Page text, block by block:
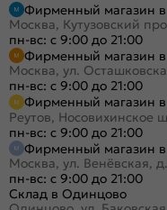
Фирменный магазин
Москва, Кутузовский
пн-вс: с 9:00 до 21:00
Фирменный магазин
Москва, ул.
пн-вс: с 9:00 до 21:00
Фирменный магазин
Реутов, Носовихинское
пн-вс: с 9:00 до 21:00
Фирменный магазин в
Москва, ул. Венёвская,
пн-вс: с 9:00 до 21:00
Склад в Одинцово